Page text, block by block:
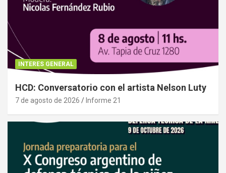
INTERES GENERAL
HCD: Conversatorio con el artista Nelson Luty
7 de agosto de 2026 Informe 21